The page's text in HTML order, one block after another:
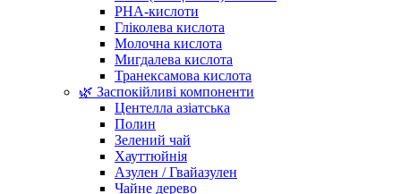
PHA-кислоти
Гліколева кислота
Молочна кислота
Мигдалева кислота
Транексамова кислота
🌿 Заспокійливі компоненти
Центелла азіатська
Полин
Зелений чай
Хауттюйнія
Азулен / Гвайазулен
Чайне дерево